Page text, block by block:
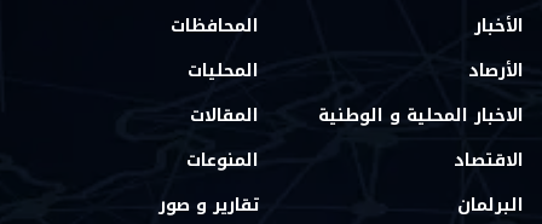
الأخبار
الأرصاد
الاخبار المحلية و الوطنية
الاقتصاد
البرلمان
المحافظات
المحليات
المقالات
المنوعات
تقارير و صور